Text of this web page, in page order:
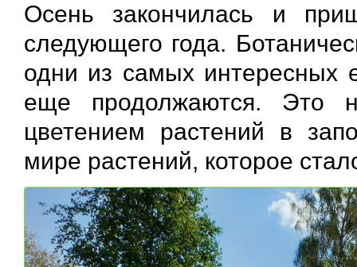
Осень закончилась и
следующего года.
одни из самых интересных
еще продолжаются. Это
цветением растений в
мире растений, которое